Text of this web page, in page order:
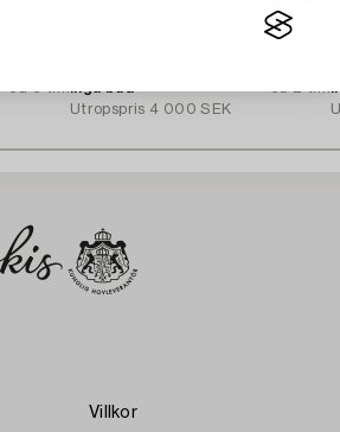
Utropspris 4 000 SEK
Villkor